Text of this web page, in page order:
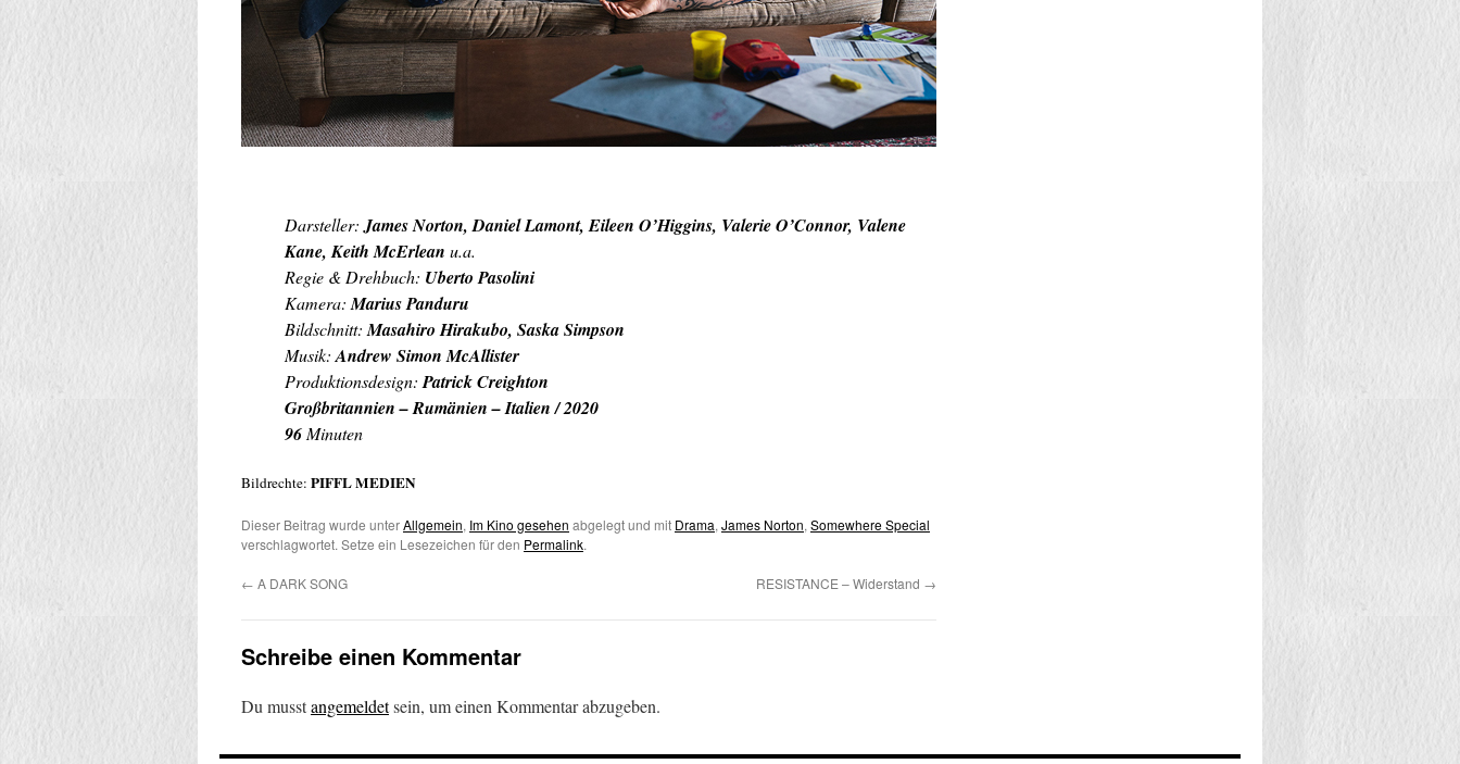
Darsteller: James Norton, Daniel Lamont, Eileen O’Higgins, Valerie O’Connor, Valene
Kane, Keith McErlean u.a.
Regie & Drehbuch: Uberto Pasolini
Kamera:Marius Panduru
Bildschnitt: Masahiro Hirakubo, Saska Simpson
Musik: Andrew Simon McAllister
Produktionsdesign: Patrick Creighton
Großbritannien – Rumänien – Italien / 2020
96 Minuten
Bildrechte: PIFFL MEDIEN
Dieser Beitrag wurde unterAllgemein, Im Kino gesehen abgelegt und mit Drama, James Norton, Somewhere Special
verschlagwortet. Setze ein Lesezeichen für den Permalink.
← A DARK SONG RESISTANCE – Widerstand →
Schreibe einen Kommentar
Du musstangemeldetsein, um einen Kommentar abzugeben.